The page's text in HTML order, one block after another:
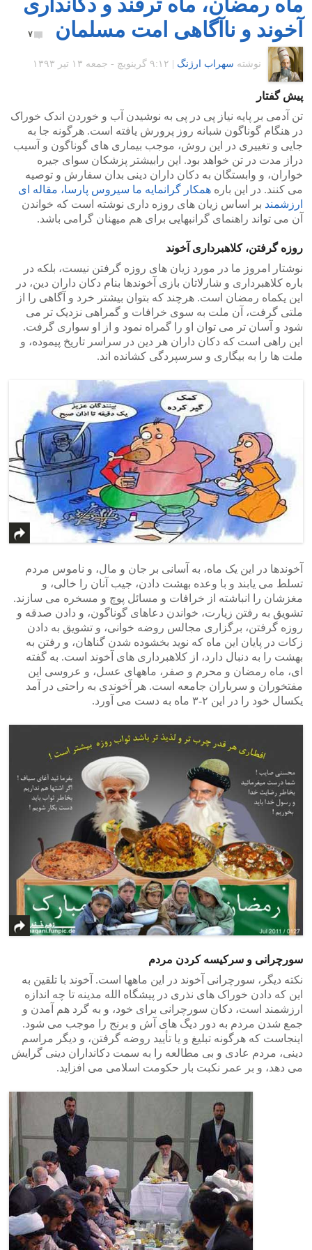
آخوند و ناآگاهی امت مسلمان
۷
نوشته سهراب ارژنگ ۹:۱۲ گرينويچ - جمعه ۱۳ تیر ۱۳۹۳
پیش گفتار
تن آدمی بر پایه نیاز پی در پی به نوشیدن آب و خوردن اندک خوراک
در هنگام گوناگون شبانه روز پرورش یافته است. هرگونه جا به
جایی و تغییری در این روش، موجب بیماری های گوناگون و آسیب
دراز مدت در تن خواهد بود. این رابیشتر پزشکان سوای جیره
خواران، و وابستگان به دکان داران دینی بدان سفارش و توصیه
می کنند. در این باره همکار گرانمایه ما سیروس پارسا، مقاله ای
ارزشمند بر اساس زیان های روزه داری نوشته است که خواندن
آن می تواند راهنمای گرانبهایی برای هم میهنان گرامی باشد.
روزه گرفتن، کلاهبرداری آخوند
نوشتار امروز ما در مورد زیان های روزه گرفتن نیست، بلکه در
باره کلاهبرداری و شارلاتان بازی آخوندها بنام دکان داران دین، در
این یکماه رمضان است. هرچند که بتوان بیشتر خرد و آگاهی را از
ملتی گرفت، آن ملت به سوی خرافات و گمراهی نزدیک تر می
شود و آسان تر می توان او را گمراه نمود و از او سواری گرفت.
این راهی است که دکان داران هر دین در سراسر تاریخ پیموده، و
ملت ها را به بیگاری و سرسپردگی کشانده اند.
آخوندها در این یک ماه، به آسانی بر جان و مال، و ناموس مردم
تسلط می یابند و با وعده بهشت دادن، جیب آنان را خالی، و
مغزشان را انباشته از خرافات و مسائل پوچ و مسخره می سازند.
تشویق به رفتن زیارت، خواندن دعاهای گوناگون، و دادن صدقه و
روزه گرفتن، برگزاری مجالس روضه خوانی، و تشویق به دادن
زکات در پایان این ماه که نوید بخشوده شدن گناهان، و رفتن به
بهشت را به دنبال دارد، از کلاهبرداری های آخوند است. به گفته
ای، ماه رمضان و محرم و صفر، ماههای عسل، و عروسی این
مفتخوران و سرباران جامعه است. هر آخوندی به راحتی در آمد
یکسال خود را در این ۲-۳ ماه به دست می آورد.
سورچرانی و سرکیسه کردن مردم
نکته دیگر، سورچرانی آخوند در این ماهها است. آخوند با تلقین به
این که دادن خوراک های نذری در پیشگاه الله مدینه تا چه اندازه
ارزشمند است، دکان سورچرانی برای خود، و به گرد هم آمدن و
جمع شدن مردم به دور دیگ های آش و برنج را موجب می شود.
اینجاست که هرگونه تبلیغ و یا تأیید روضه گرفتن، و دیگر مراسم
دینی، مردم عادی و بی مطالعه را به سمت دکانداران دینی گرایش
می دهد، و بر عمر نکبت بار حکومت اسلامی می افزاید.